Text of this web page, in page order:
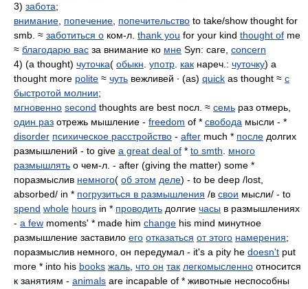
3) забота;
внимание попечение попечительство to take/show thought for
smb. ≈ заботиться о ком-л. thank you for your kind thought of me
≈ благодарю вас за внимание ко мне Syn: care, concern
4) (a thought) чуточка( обыкн употр как нареч.: чуточку) a
thought more polite ≈ чуть вежливей ∙ (as) quick as thought ≈ с
быстротой молнии;
мгновенно second thoughts are best посл. ≈ семь раз отмерь,
один раз отрежь мышление - freedom of * свобода мысли - *
disorder психическое расстройство - after much * после долгих
размышлений - to give a great deal of * to smth
много
размышлять о чем-л. - after (giving the matter) some *
поразмыслив немного( об этом деле) - to be deep /lost,
absorbed/ in * погрузиться в размышления /в свои мысли/ - to
spend whole hours in * проводить долгие часы в размышлениях
- a few moments' * made him change his mind минутное
размышление заставило его отказаться от этого намерения;
поразмыслив немного, он передумал - it's a pity he doesn't put
more * into his books жаль что он так легкомысленно относится
к занятиям - animals are incapable of * животные неспособны